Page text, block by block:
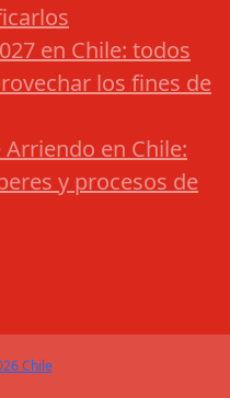
en Chile: todos
los fines de
en Chile:
y procesos de
Chile